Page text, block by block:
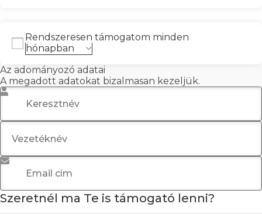
Rendszeresen támogatom minden
Az adományozó adatai
A megadott adatokat bizalmasan kezeljük.
Keresztnév
Vezetéknév
Email cím
Szeretnél ma Te is támogató lenni?